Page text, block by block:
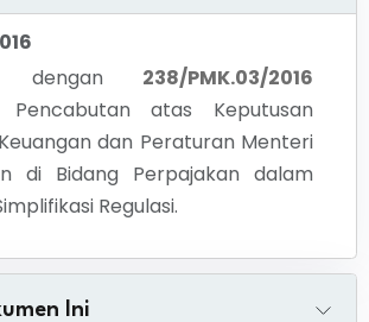
dengan
238/PMK.03/2016
Pencabutan atas Keputusan
dan Peraturan Menteri
di Bidang Perpajakan dalam
Regulasi.
Ini